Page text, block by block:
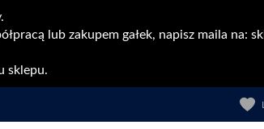
lub zakupem gałek, napisz maila na:
sklepu.